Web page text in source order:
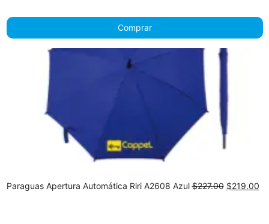
Comprar
Paraguas Apertura Automática Riri A2608 Azul$227.00 Original
$219.00